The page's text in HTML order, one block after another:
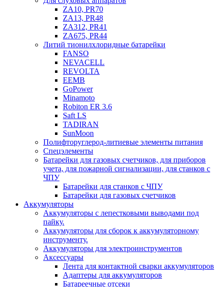
ZA10, PR70
ZA13, PR48
ZA312, PR41
ZA675, PR44
Литий тионилхлоридные батарейки
FANSO
NEVACELL
REVOLTA
EEMB
GoPower
Minamoto
Robiton ER 3.6
Saft LS
TADIRAN
SunMoon
Полифторуглерод-литиевые элементы питания
Спецэлементы
Батарейки для газовых счетчиков, для приборов
учета, для пожарной сигнализации, для станков с
ЧПУ
Батарейки для станков с ЧПУ
Батарейки для газовых счетчиков
Аккумуляторы
Аккумуляторы с лепестковыми выводами под
пайку.
Аккумуляторы для сборок к аккумуляторному
инструменту.
Аккумуляторы для электроинструментов
Аксессуары
Лента для контактной сварки аккумуляторов
Адаптеры для аккумуляторов
Батареечные отсеки